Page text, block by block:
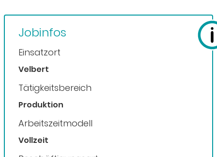
Jobinfos
Einsatzort
Velbert
Tätigkeitsbereich
Produktion
Arbeitszeitmodell
Vollzeit